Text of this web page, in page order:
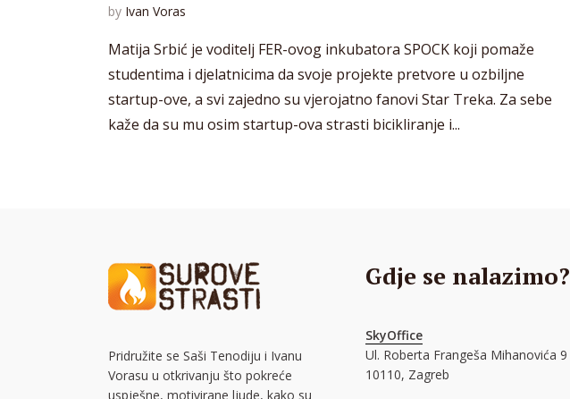
by Ivan Voras
Matija Srbić je voditelj FER-ovog inkubatora SPOCK koji pomaže
studentima i djelatnicima da svoje projekte pretvore u ozbiljne
startup-ove, a svi zajedno su vjerojatno fanovi Star Treka. Za sebe
kaže da su mu osim startup-ova strasti bicikliranje i...
Pridružite se Saši Tenodiju i Ivanu
Vorasu u otkrivanju što pokreće
uspješne, motivirane ljude, kako su
Gdje se nalazimo?
SkyOffice
Ul. Roberta Frangeša Mihanovića 9
10110, Zagreb